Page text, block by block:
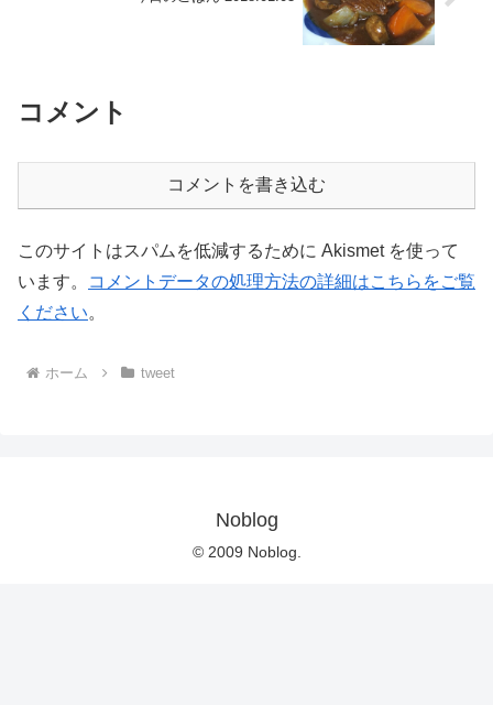
コメント
コメントを書き込む
このサイトはスパムを低減するために Akismet を使って
います。
コメントデータの処理方法の詳細はこちらをご覧
ください。
ホーム tweet
Noblog
© 2009 Noblog.